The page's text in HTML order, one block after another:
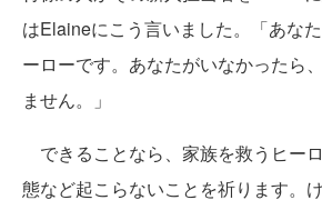
はElaineにこう言いました。「あな
ーローです。あなたがいなかったら
ません。」
できることなら、家族を救うヒー
態など起こらないことを祈ります。